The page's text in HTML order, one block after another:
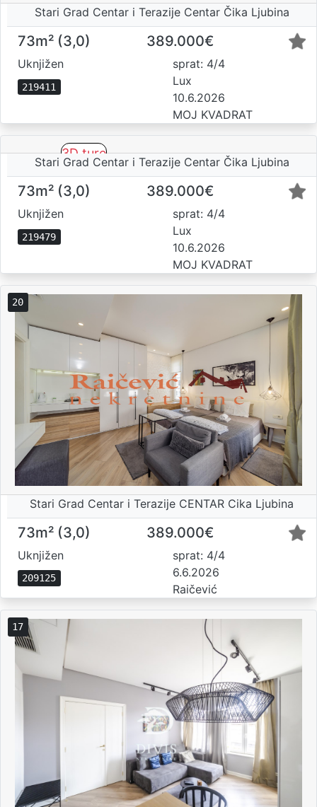
Stari Grad Centar i Terazije Centar Čika Ljubina
73m² (3,0) 389.000€
Uknjižen
219411
sprat: 4/4
Lux
10.6.2026
MOJ KVADRAT
3D ture
Stari Grad Centar i Terazije Centar Čika Ljubina
73m² (3,0) 389.000€
Uknjižen
219479
sprat: 4/4
Lux
10.6.2026
MOJ KVADRAT
20
Stari Grad Centar i Terazije CENTAR Cika Ljubina
73m² (3,0) 389.000€
Uknjižen
209125
sprat: 4/4
6.6.2026
Raičević
17